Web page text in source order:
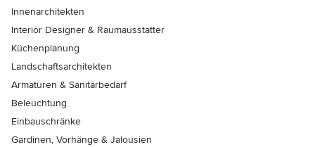
Innenarchitekten
Interior Designer & Raumausstatter
Küchenplanung
Landschaftsarchitekten
Armaturen & Sanitärbedarf
Beleuchtung
Einbauschränke
Gardinen, Vorhänge & Jalousien